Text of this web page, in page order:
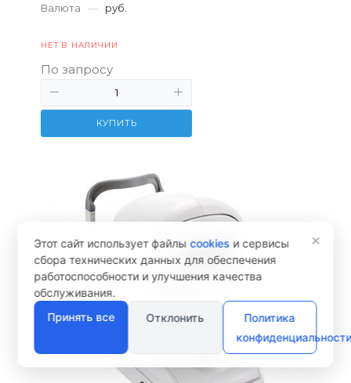
Валюта — руб.
НЕТ В НАЛИЧИИ
По запросу
КУПИТЬ
Этот сайт использует файлыcookies и сервисы
сбора технических данных для обеспечения
работоспособности и улучшения качества
обслуживания.
Принять все
Отклонить
Политика
конфиденциальности
×